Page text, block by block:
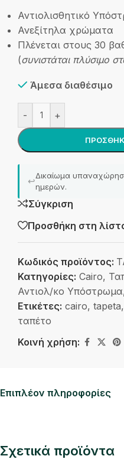
Αντιολισθητικό
Ανεξίτηλα χρώματα
Πλένεται στους 30
(συνιστάται πλύσιμο
Άμεσα διαθέσιμο
- +
Δικαίωμα
ημερών.
Σύγκριση
Προσθήκη στη
Κωδικός προϊόντος:
Κατηγορίες: Cairo,
Αντιολ/κο Υπόστρωμα
Ετικέτες: cairo, tapeta,
ταπέτο
Κοινή χρήση:
Επιπλέον πληροφορίες
Σχετικά προϊόντα